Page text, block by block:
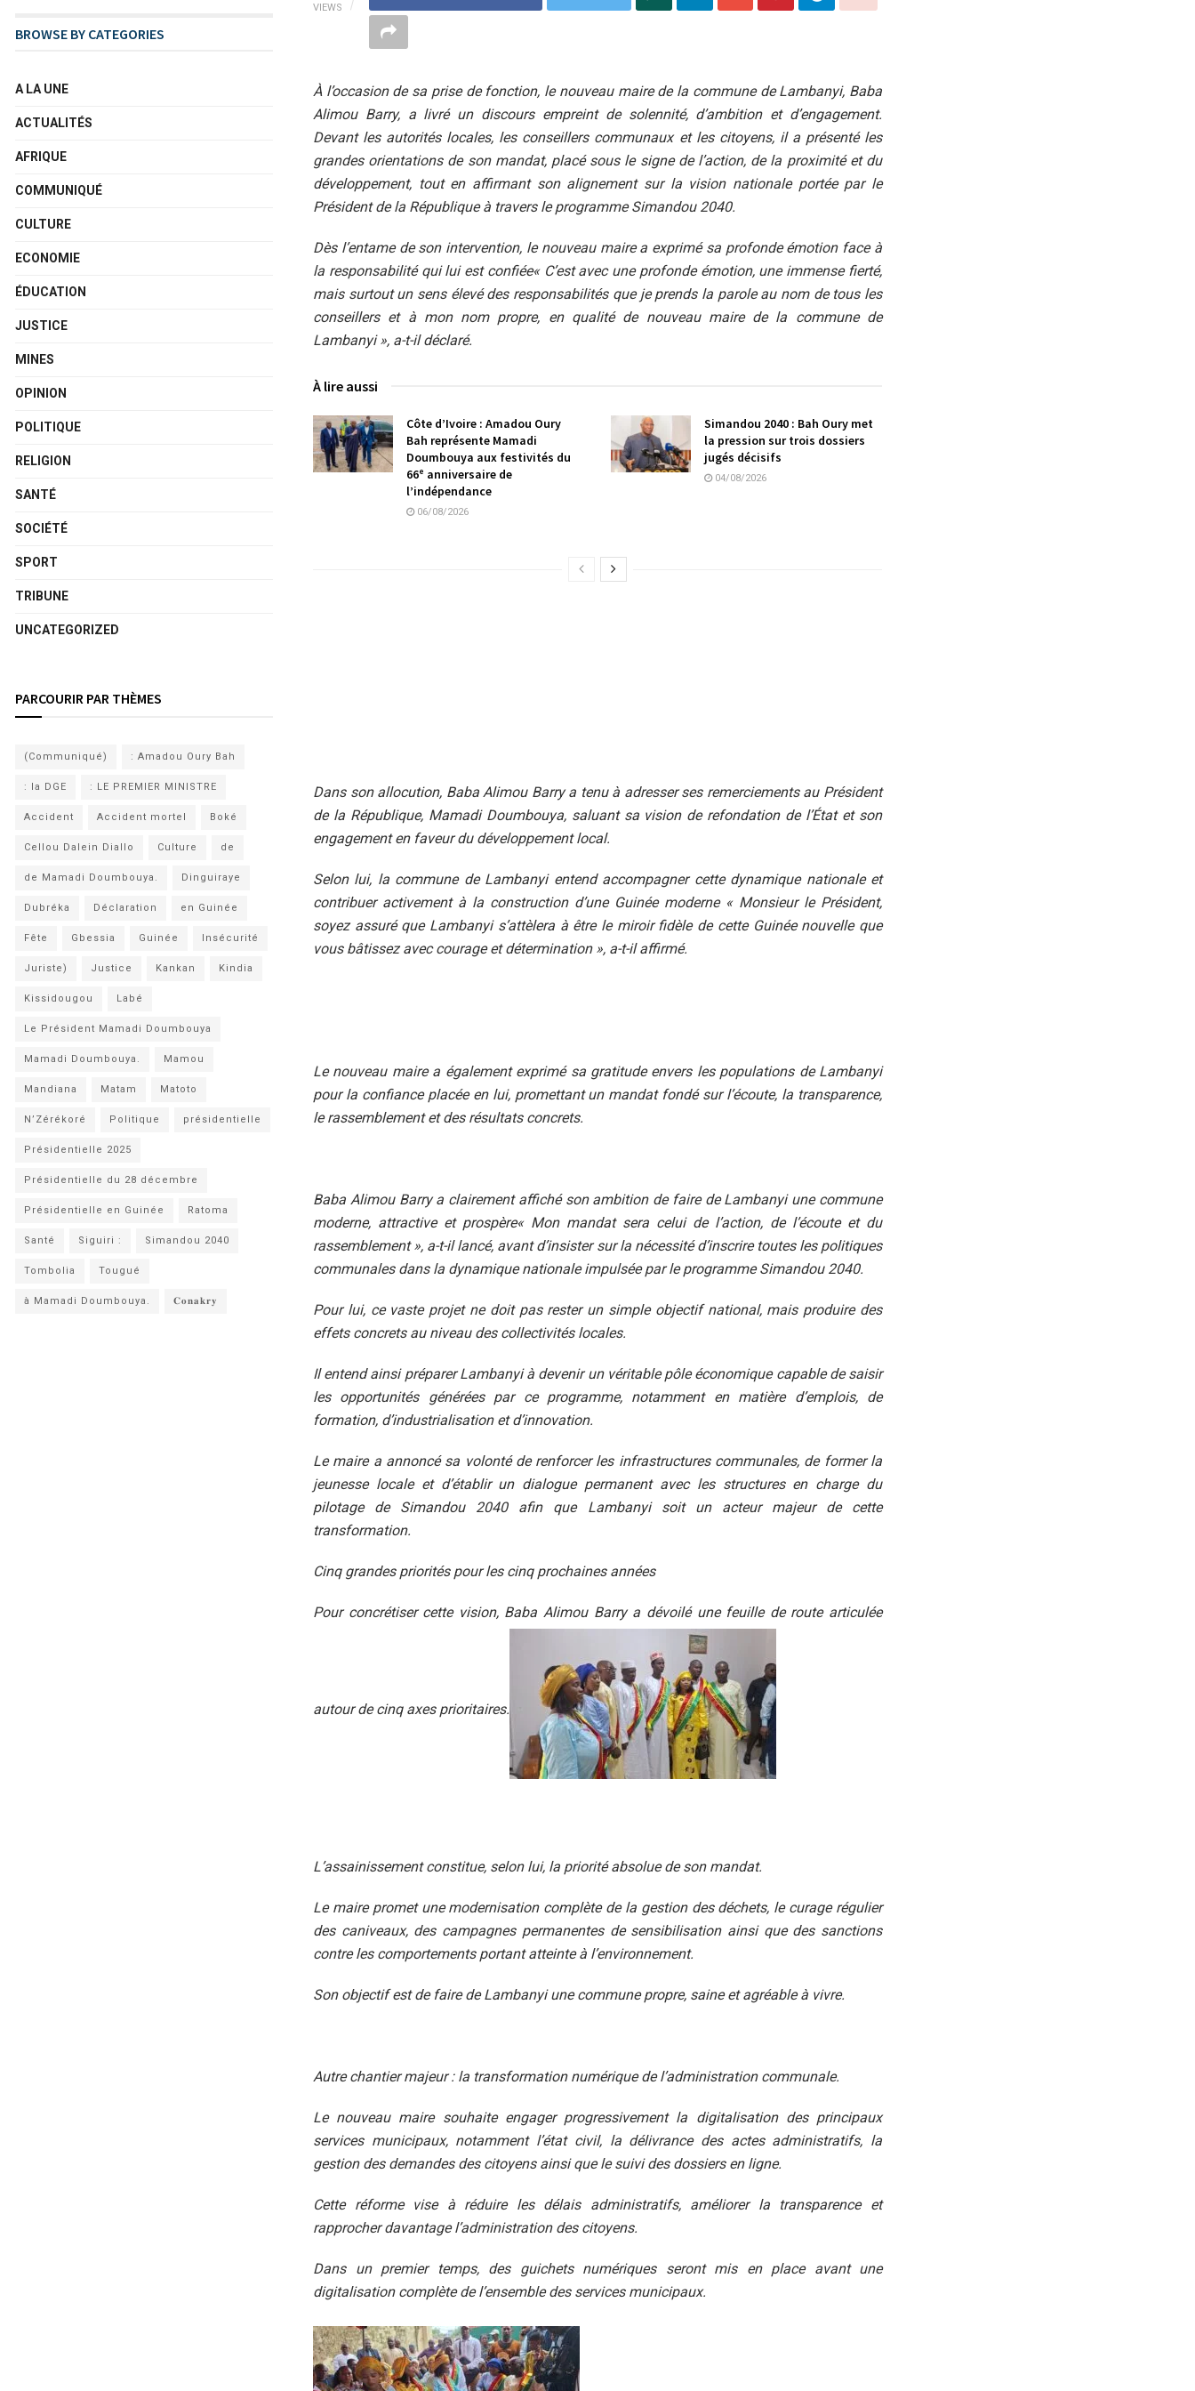
VIEWS
À l’occasion de sa prise de fonction, le nouveau maire de la commune de Lambanyi, Baba
Alimou Barry, a livré un discours empreint de solennité, d’ambition et d’engagement.
Devant les autorités locales, les conseillers communaux et les citoyens, il a présenté les
grandes orientations de son mandat, placé sous le signe de l’action, de la proximité et du
développement, tout en affirmant son alignement sur la vision nationale portée par le
Président de la République à travers le programme Simandou 2040.
Dès l’entame de son intervention, le nouveau maire a exprimé sa profonde émotion face à
la responsabilité qui lui est confiée« C’est avec une profonde émotion, une immense fierté,
mais surtout un sens élevé des responsabilités que je prends la parole au nom de tous les
conseillers et à mon nom propre, en qualité de nouveau maire de la commune de
Lambanyi », a-t-il déclaré.
À lire aussi
Côte d’Ivoire : Amadou Oury
Bah représente Mamadi
Doumbouya aux festivités du
66ᵉ anniversaire de
l’indépendance
06/08/2026
Simandou 2040 : Bah Oury met
la pression sur trois dossiers
jugés décisifs
04/08/2026
Dans son allocution, Baba Alimou Barry a tenu à adresser ses remerciements au Président
de la République, Mamadi Doumbouya, saluant sa vision de refondation de l’État et son
engagement en faveur du développement local.
Selon lui, la commune de Lambanyi entend accompagner cette dynamique nationale et
contribuer activement à la construction d’une Guinée moderne « Monsieur le Président,
soyez assuré que Lambanyi s’attèlera à être le miroir fidèle de cette Guinée nouvelle que
vous bâtissez avec courage et détermination », a-t-il affirmé.
Le nouveau maire a également exprimé sa gratitude envers les populations de Lambanyi
pour la confiance placée en lui, promettant un mandat fondé sur l’écoute, la transparence,
le rassemblement et des résultats concrets.
Baba Alimou Barry a clairement affiché son ambition de faire de Lambanyi une commune
moderne, attractive et prospère« Mon mandat sera celui de l’action, de l’écoute et du
rassemblement », a-t-il lancé, avant d’insister sur la nécessité d’inscrire toutes les politiques
communales dans la dynamique nationale impulsée par le programme Simandou 2040.
Pour lui, ce vaste projet ne doit pas rester un simple objectif national, mais produire des
effets concrets au niveau des collectivités locales.
Il entend ainsi préparer Lambanyi à devenir un véritable pôle économique capable de saisir
les opportunités générées par ce programme, notamment en matière d’emplois, de
formation, d’industrialisation et d’innovation.
Le maire a annoncé sa volonté de renforcer les infrastructures communales, de former la
jeunesse locale et d’établir un dialogue permanent avec les structures en charge du
pilotage de Simandou 2040 afin que Lambanyi soit un acteur majeur de cette
transformation.
Cinq grandes priorités pour les cinq prochaines années
Pour concrétiser cette vision, Baba Alimou Barry a dévoilé une feuille de route articulée
autour de cinq axes prioritaires.
L’assainissement constitue, selon lui, la priorité absolue de son mandat.
Le maire promet une modernisation complète de la gestion des déchets, le curage régulier
des caniveaux, des campagnes permanentes de sensibilisation ainsi que des sanctions
contre les comportements portant atteinte à l’environnement.
Son objectif est de faire de Lambanyi une commune propre, saine et agréable à vivre.
Autre chantier majeur : la transformation numérique de l’administration communale.
Le nouveau maire souhaite engager progressivement la digitalisation des principaux
services municipaux, notamment l’état civil, la délivrance des actes administratifs, la
gestion des demandes des citoyens ainsi que le suivi des dossiers en ligne.
Cette réforme vise à réduire les délais administratifs, améliorer la transparence et
rapprocher davantage l’administration des citoyens.
Dans un premier temps, des guichets numériques seront mis en place avant une
digitalisation complète de l’ensemble des services municipaux.
BROWSE BY CATEGORIES
A LA UNE
ACTUALITÉS
AFRIQUE
COMMUNIQUÉ
CULTURE
ECONOMIE
ÉDUCATION
JUSTICE
MINES
OPINION
POLITIQUE
RELIGION
SANTÉ
SOCIÉTÉ
SPORT
TRIBUNE
UNCATEGORIZED
PARCOURIR PAR THÈMES
(Communiqué) : Amadou Oury Bah
: la DGE : LE PREMIER MINISTRE
Accident Accident mortel Boké
Cellou Dalein Diallo Culture de
de Mamadi Doumbouya. Dinguiraye
Dubréka Déclaration en Guinée
Fête Gbessia Guinée Insécurité
Juriste) Justice Kankan Kindia
Kissidougou Labé
Le Président Mamadi Doumbouya
Mamadi Doumbouya. Mamou
Mandiana Matam Matoto
N’Zérékoré Politique présidentielle
Présidentielle 2025
Présidentielle du 28 décembre
Présidentielle en Guinée Ratoma
Santé Siguiri : Simandou 2040
Tombolia Tougué
à Mamadi Doumbouya. 𝐂𝐨𝐧𝐚𝐤𝐫𝐲